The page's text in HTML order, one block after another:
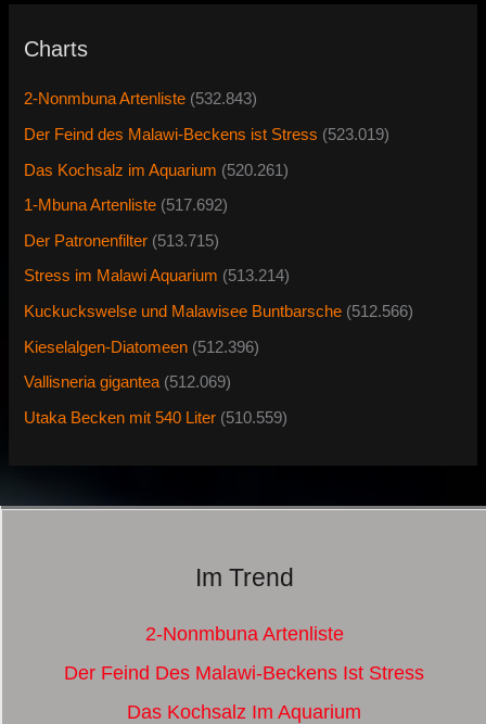
Charts
2-Nonmbuna Artenliste (532.843)
Der Feind des Malawi-Beckens ist Stress (523.019)
Das Kochsalz im Aquarium (520.261)
1-Mbuna Artenliste (517.692)
Der Patronenfilter (513.715)
Stress im Malawi Aquarium (513.214)
Kuckuckswelse und Malawisee Buntbarsche (512.566)
Kieselalgen-Diatomeen (512.396)
Vallisneria gigantea (512.069)
Utaka Becken mit 540 Liter (510.559)
Im Trend
2-Nonmbuna Artenliste
Der Feind Des Malawi-Beckens Ist Stress
Das Kochsalz Im Aquarium